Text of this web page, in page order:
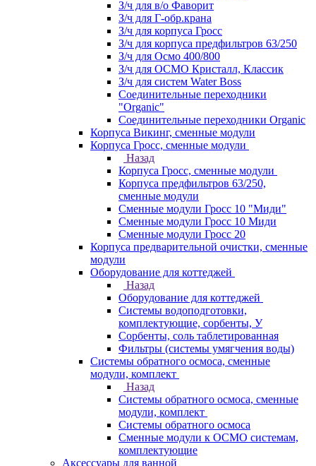
З/ч для в/о Фаворит
З/ч для Г-обр.крана
З/ч для корпуса Гросс
З/ч для корпуса предфильтров 63/250
З/ч для Осмо 400/800
З/ч для ОСМО Кристалл, Классик
З/ч для систем Water Boss
Соединительные переходники
"Organic"
Соединительные переходники Organic
Корпуса Викинг, сменные модули
Корпуса Гросс, сменные модули
Назад
Корпуса Гросс, сменные модули
Корпуса предфильтров 63/250,
сменные модули
Сменные модули Гросс 10 "Миди"
Сменные модули Гросс 10 Миди
Сменные модули Гросс 20
Корпуса предварительной очистки, сменные
модули
Оборудование для коттеджей
Назад
Оборудование для коттеджей
Системы водоподготовки,
комплектующие, сорбенты, У
Сорбенты, соль таблетированная
Фильтры (системы умягчения воды)
Системы обратного осмоса, сменные
модули, комплект
Назад
Системы обратного осмоса, сменные
модули, комплект
Системы обратного осмоса
Сменные модули к ОСМО системам,
комплектующие
Аксессуары для ванной